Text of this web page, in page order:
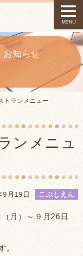
t
o
g
a
i
n
MENU
お知らせ
トランメニュー
ンメニュ
9月19日 こぶしえん
月）～９月26日
。